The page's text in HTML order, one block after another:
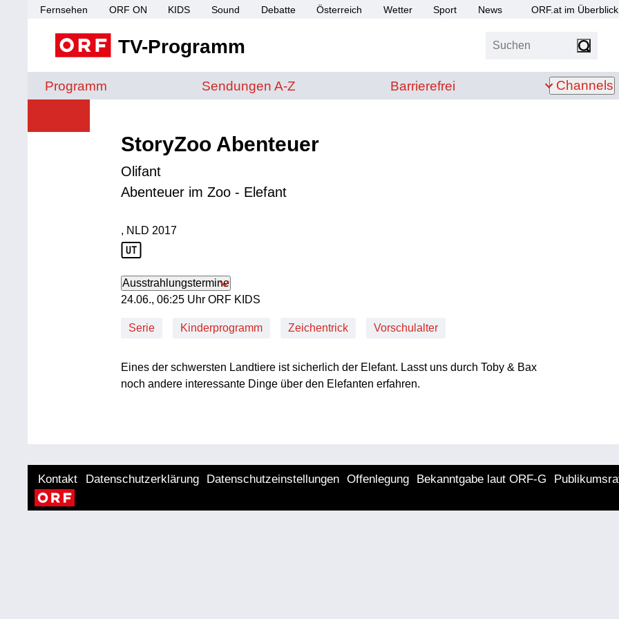
Fernsehen ORF ON KIDS Sound Debatte Österreich Wetter Sport News ORF.at im Überblick
TV-Programm Suchen
Programm Sendungen von A bis Z
Sendungen A-Z Barrierefrei
Barrierefrei Channels
StoryZoo Abenteuer
Olifant
Abenteuer im Zoo - Elefant
Produktionsland: NLD
, NLD
Produktionsjahr: 2017
2017
Ausstrahlungstermine
24. Juni, 06:25 Uhr in ORF KIDS
24.06., 06:25 Uhr ORF KIDS
Serie Kinderprogramm Zeichentrick Vorschulalter
Eines der schwersten Landtiere ist sicherlich der Elefant. Lasst uns durch Toby & Bax
noch andere interessante Dinge über den Elefanten erfahren.
Kontakt Datenschutzerklärung Datenschutzeinstellungen Offenlegung Bekanntgabe laut ORF-G